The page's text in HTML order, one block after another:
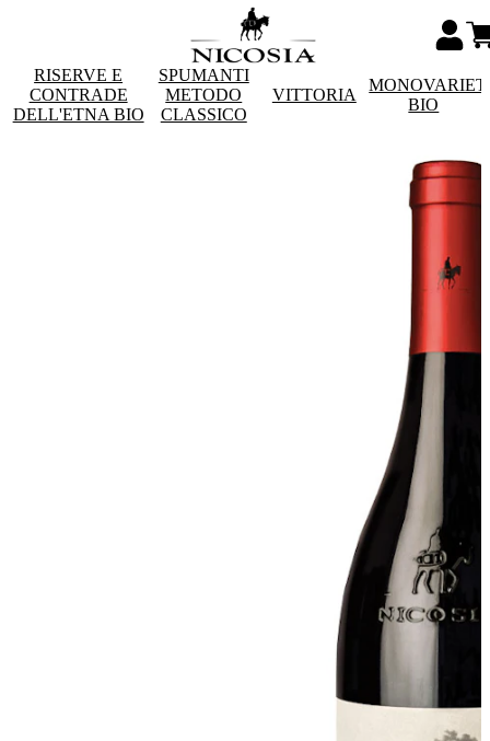
RISERVE E
CONTRADE
DELL'ETNA BIO
SPUMANTI
METODO
CLASSICO
VITTORIA
BIO